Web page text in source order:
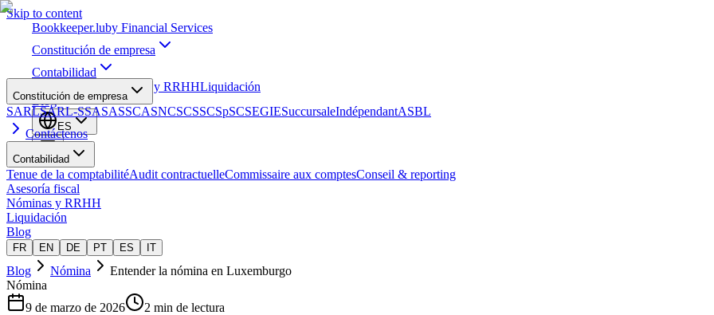
Skip to content
Bookkeeper.luby Financial Services
Constitución de empresa
Contabilidad
Nóminas y RRHHLiquidación
Blog
ES
Constitución de empresa
SARLSARL-SSASASSCASNCSCSSCSpSCSEGIESuccursaleIndépendantASBL
Contáctenos
Contabilidad
Tenue de la comptabilitéAudit contractuelleCommissaire aux comptesConseil & reporting
Asesoría fiscal
Nóminas y RRHH
Liquidación
Blog
FR EN DE PT ES IT
Blog Nómina
Entender la nómina en Luxemburgo
Nómina
9 de marzo de 2026
2 min de lectura